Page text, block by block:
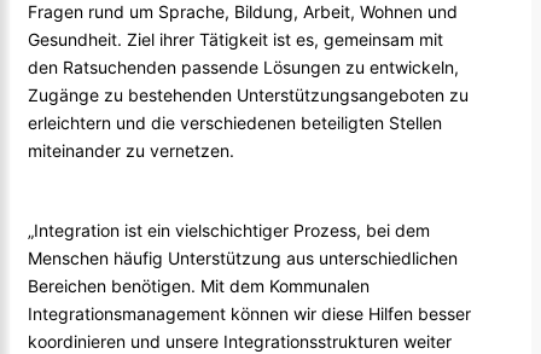
Fragen rund um Sprache, Bildung, Arbeit, Wohnen und
Gesundheit. Ziel ihrer Tätigkeit ist es, gemeinsam mit
den Ratsuchenden passende Lösungen zu entwickeln,
Zugänge zu bestehenden Unterstützungsangeboten zu
erleichtern und die verschiedenen beteiligten Stellen
miteinander zu vernetzen.
„Integration ist ein vielschichtiger Prozess, bei dem
Menschen häufig Unterstützung aus unterschiedlichen
Bereichen benötigen. Mit dem Kommunalen
Integrationsmanagement können wir diese Hilfen besser
koordinieren und unsere Integrationsstrukturen weiter